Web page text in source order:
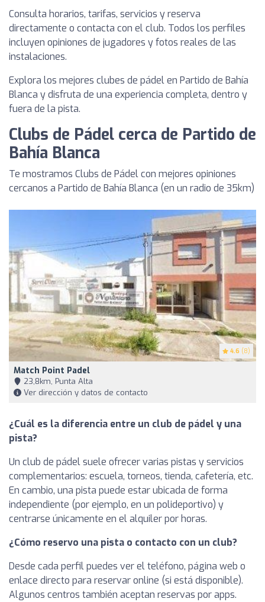
Consulta horarios, tarifas, servicios y reserva
directamente o contacta con el club. Todos los perfiles
incluyen opiniones de jugadores y fotos reales de las
instalaciones.
Explora los mejores clubes de pádel en Partido de Bahía
Blanca y disfruta de una experiencia completa, dentro y
fuera de la pista.
Clubs de Pádel cerca de Partido de
Bahía Blanca
Te mostramos Clubs de Pádel con mejores opiniones
cercanos a Partido de Bahía Blanca (en un radio de 35km)
4.6 (8)
Match Point Padel
23,8km, Punta Alta
Ver dirección y datos de contacto
¿Cuál es la diferencia entre un club de pádel y una
pista?
Un club de pádel suele ofrecer varias pistas y servicios
complementarios: escuela, torneos, tienda, cafetería, etc.
En cambio, una pista puede estar ubicada de forma
independiente (por ejemplo, en un polideportivo) y
centrarse únicamente en el alquiler por horas.
¿Cómo reservo una pista o contacto con un club?
Desde cada perfil puedes ver el teléfono, página web o
enlace directo para reservar online (si está disponible).
Algunos centros también aceptan reservas por apps.